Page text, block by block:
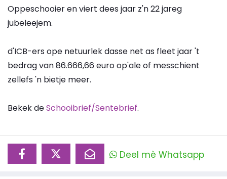
Oppeschooier en viert dees jaar z'n 22 jareg
jubeleejem.
d'ICB-ers ope netuurlek dasse net as fleet jaar 't
bedrag van 86.666,66 euro op'ale of messchient
zellefs 'n bietje meer.
Bekek deSchooibrief/Sentebrief.
Deel mè Whatsapp